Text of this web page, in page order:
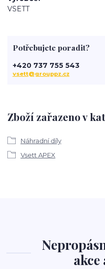
VSETT
Zboží zařazeno v
Náhradní díly
Vsett APEX
Potřebujete poradit?
+420 737 755 543
vsett@grouppz.cz
akce